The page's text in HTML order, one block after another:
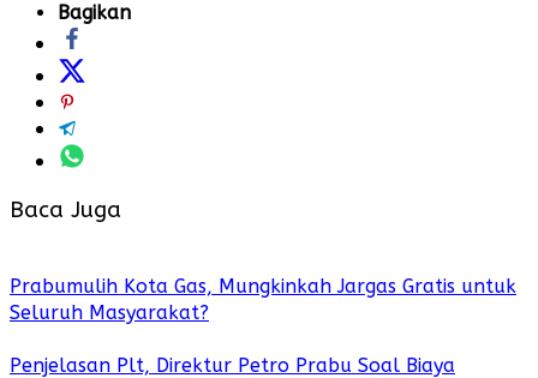
Bagikan
Baca Juga
Prabumulih Kota Gas, Mungkinkah Jargas Gratis untuk
Seluruh Masyarakat?
Penjelasan Plt, Direktur Petro Prabu Soal Biaya